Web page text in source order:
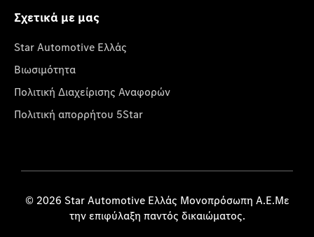
Σχετικά με μας
Star Automotive Ελλάς
Βιωσιμότητα
Πολιτική Διαχείρισης Αναφορών
Πολιτική απορρήτου 5Star
© 2026 Star Automotive Ελλάς Μονοπρόσωπη Α.Ε.Με
την επιφύλαξη παντός δικαιώματος.